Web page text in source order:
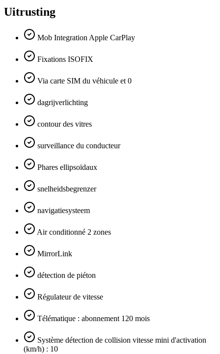
Uitrusting
Mob Integration Apple CarPlay
Fixations ISOFIX
Via carte SIM du véhicule et 0
dagrijverlichting
contour des vitres
surveillance du conducteur
Phares ellipsoïdaux
snelheidsbegrenzer
navigatiesysteem
Air conditionné 2 zones
MirrorLink
détection de piéton
Régulateur de vitesse
Télématique : abonnement 120 mois
Système détection de collision vitesse mini d'activation
(km/h) : 10